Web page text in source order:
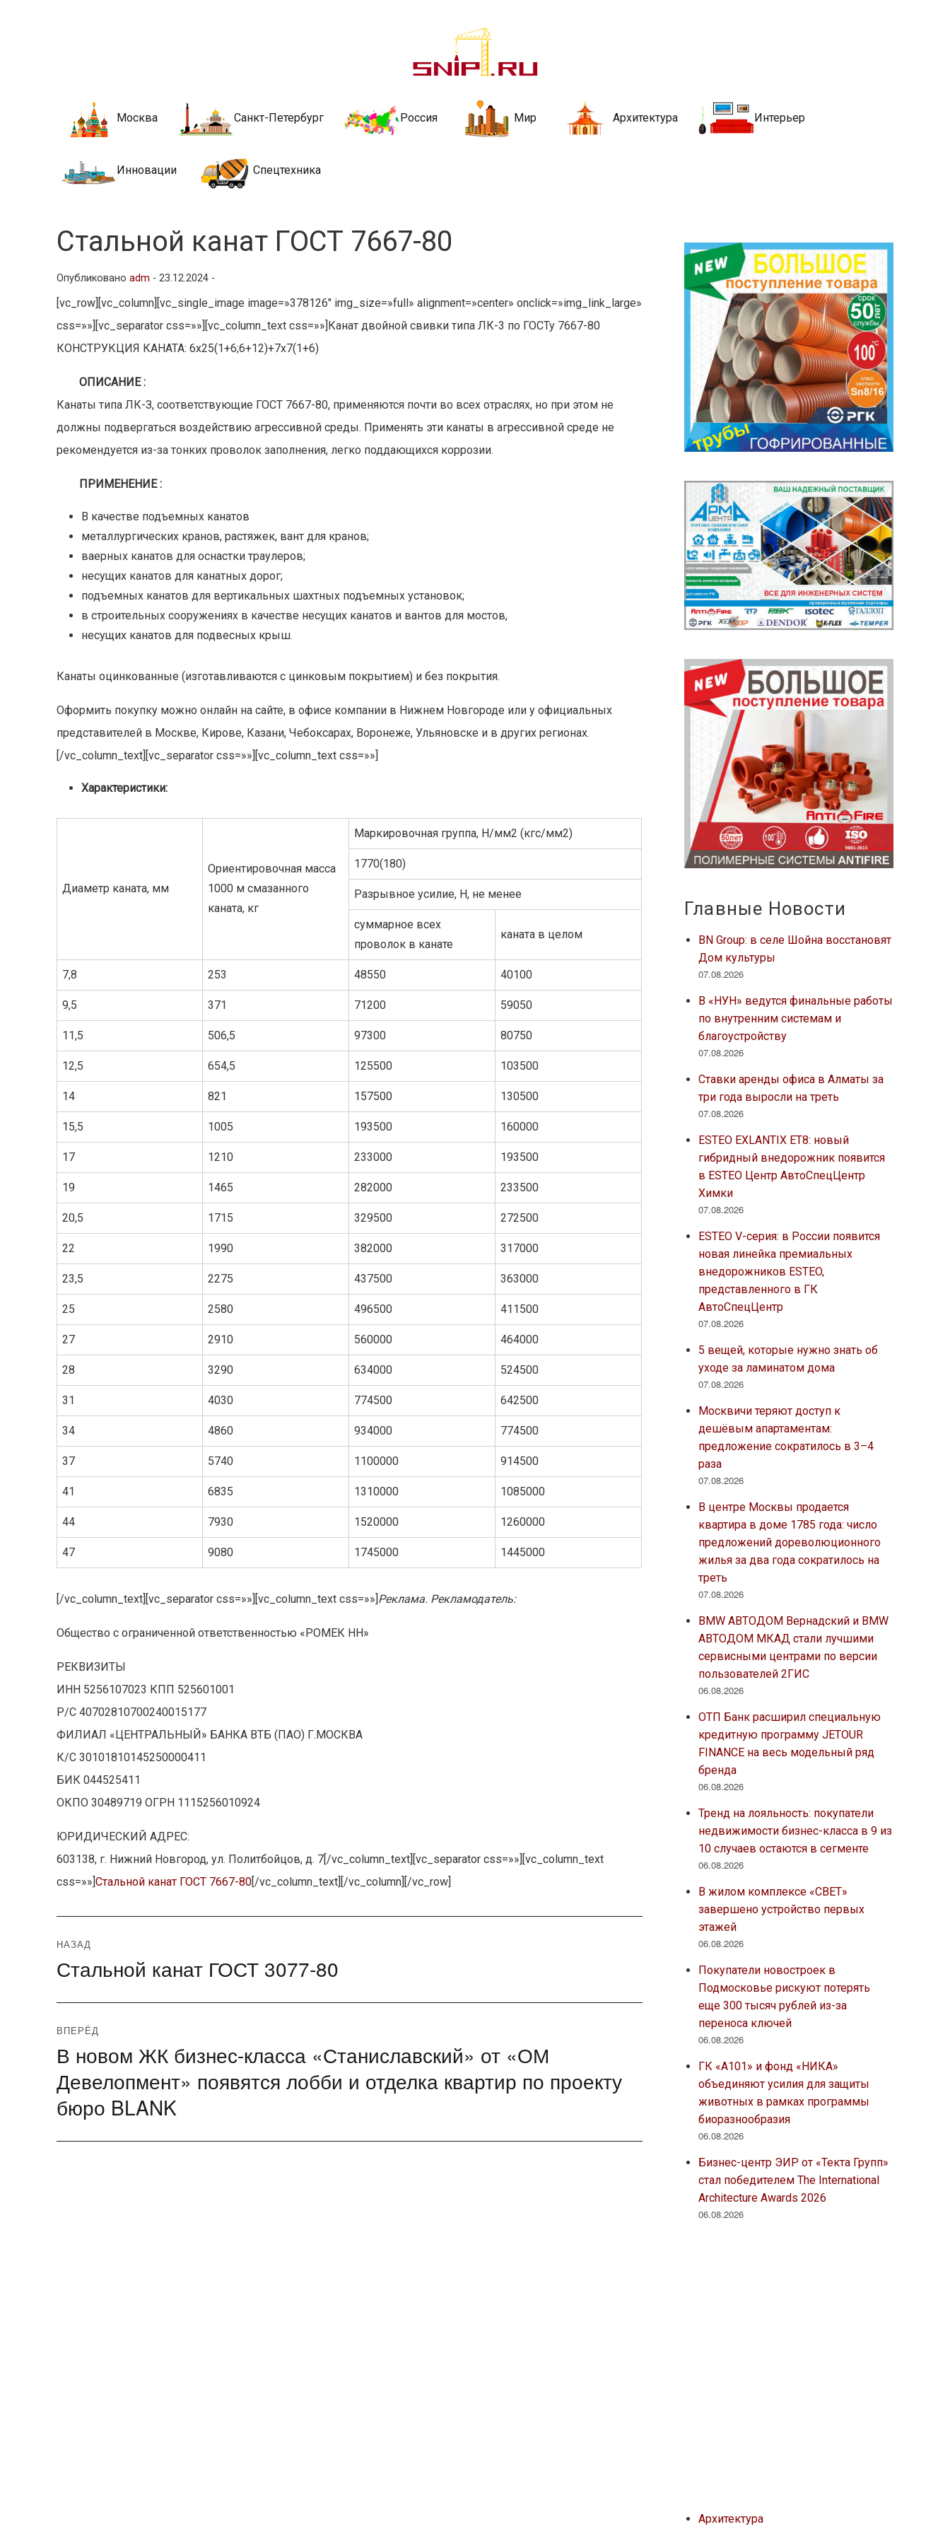
Новости строительства и недвижимости
стройкой рубрики
Москва Санкт-Петербург Россия Мир Архитектура Интерьер
Инновации Спецтехника
Стальной канат ГОСТ 7667-80
Опубликованоadm -23.12.2024 -
[vc_row][vc_column][vc_single_image image=»378126″ img_size=»full» alignment=»center» onclick=»img_link_large»
css=»»][vc_separator css=»»][vc_column_text css=»»]Канат двойной свивки типа ЛК-3 по ГОСТу 7667-80
КОНСТРУКЦИЯ КАНАТА: 6х25(1+6;6+12)+7х7(1+6)
ОПИСАНИЕ :
Канаты типа ЛК-З, соответствующие ГОСТ 7667-80, применяются почти во всех отраслях, но при этом не
должны подвергаться воздействию агрессивной среды. Применять эти канаты в агрессивной среде не
рекомендуется из-за тонких проволок заполнения, легко поддающихся коррозии.
ПРИМЕНЕНИЕ :
В качестве подъемных канатов
металлургических кранов, растяжек, вант для кранов;
ваерных канатов для оснастки траулеров;
несущих канатов для канатных дорог;
подъемных канатов для вертикальных шахтных подъемных установок;
в строительных сооружениях в качестве несущих канатов и вантов для мостов,
несущих канатов для подвесных крыш.
Канаты оцинкованные (изготавливаются с цинковым покрытием) и без покрытия.
Оформить покупку можно онлайн на сайте, в офисе компании в Нижнем Новгороде или у официальных
представителей в Москве, Кирове, Казани, Чебоксарах, Воронеже, Ульяновске и в других регионах.
[/vc_column_text][vc_separator css=»»][vc_column_text css=»»]
Характеристики:
Диаметр каната, мм
Ориентировочная масса
1000 м смазанного
каната, кг
Маркировочная группа, Н/мм2 (кгс/мм2)
1770(180)
Разрывное усилие, Н, не менее
суммарное всех
проволок в канате
каната в целом
7,8 253 48550 40100
9,5 371 71200 59050
11,5 506,5 97300 80750
12,5 654,5 125500 103500
14 821 157500 130500
15,5 1005 193500 160000
17 1210 233000 193500
19 1465 282000 233500
20,5 1715 329500 272500
22 1990 382000 317000
23,5 2275 437500 363000
25 2580 496500 411500
27 2910 560000 464000
28 3290 634000 524500
31 4030 774500 642500
34 4860 934000 774500
37 5740 1100000 914500
41 6835 1310000 1085000
44 7930 1520000 1260000
47 9080 1745000 1445000
[/vc_column_text][vc_separator css=»»][vc_column_text css=»»]Реклама. Рекламодатель:
Общество с ограниченной ответственностью «РОМЕК НН»
РЕКВИЗИТЫ
ИНН 5256107023 КПП 525601001
Р/С 40702810700240015177
ФИЛИАЛ «ЦЕНТРАЛЬНЫЙ» БАНКА ВТБ (ПАО) Г.МОСКВА
К/С 30101810145250000411
БИК 044525411
ОКПО 30489719 ОГРН 1115256010924
ЮРИДИЧЕСКИЙ АДРЕС:
603138, г. Нижний Новгород, ул. Политбойцов, д. 7[/vc_column_text][vc_separator css=»»][vc_column_text
css=»»]Стальной канат ГОСТ 7667-80[/vc_column_text][/vc_column][/vc_row]
Навигация
по
записям
НАЗАД
Предыдущая
Стальной канат ГОСТ 3077-80
ВПЕРЁД
Следующая
В новом ЖК бизнес-класса «Станиславский» от «ОМ
Девелопмент» появятся лобби и отделка квартир по проекту
бюро BLANK
Главные Новости
BN Group: в селе Шойна восстановят
Дом культуры
07.08.2026
В «НУН» ведутся финальные работы
по внутренним системам и
благоустройству
07.08.2026
Ставки аренды офиса в Алматы за
три года выросли на треть
07.08.2026
ESTEO EXLANTIX ET8: новый
гибридный внедорожник появится
в ESTEO Центр АвтоСпецЦентр
Химки
07.08.2026
ESTEO V-серия: в России появится
новая линейка премиальных
внедорожников ESTEO,
представленного в ГК
АвтоСпецЦентр
07.08.2026
5 вещей, которые нужно знать об
уходе за ламинатом дома
07.08.2026
Москвичи теряют доступ к
дешёвым апартаментам:
предложение сократилось в 3–4
раза
07.08.2026
В центре Москвы продается
квартира в доме 1785 года: число
предложений дореволюционного
жилья за два года сократилось на
треть
07.08.2026
BMW АВТОДОМ Вернадский и BMW
АВТОДОМ МКАД стали лучшими
сервисными центрами по версии
пользователей 2ГИС
06.08.2026
ОТП Банк расширил специальную
кредитную программу JETOUR
FINANCE на весь модельный ряд
бренда
06.08.2026
Тренд на лояльность: покупатели
недвижимости бизнес-класса в 9 из
10 случаев остаются в сегменте
06.08.2026
В жилом комплексе «СВЕТ»
завершено устройство первых
этажей
06.08.2026
Покупатели новостроек в
Подмосковье рискуют потерять
еще 300 тысяч рублей из-за
переноса ключей
06.08.2026
ГК «А101» и фонд «НИКА»
объединяют усилия для защиты
животных в рамках программы
биоразнообразия
06.08.2026
Бизнес-центр ЭИР от «Текта Групп»
стал победителем The International
Architecture Awards 2026
06.08.2026
Архитектура